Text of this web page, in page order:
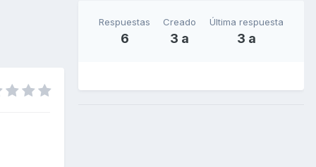
Respuestas
6
Creado
3 a
Última respuesta
3 a